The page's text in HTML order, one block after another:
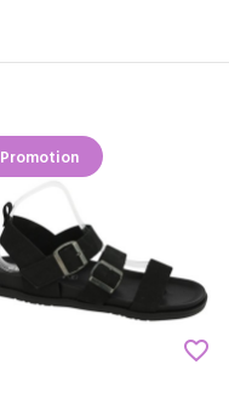
Promotion
favorite_border